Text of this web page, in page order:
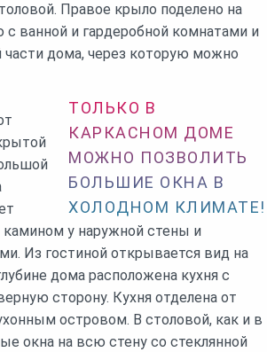
Правое крыло поделено на
с ванной и гардеробной комнатами и
части дома, через которую можно
ТОЛЬКО В
КАРКАСНОМ ДОМЕ
МОЖНО ПОЗВОЛИТЬ
БОЛЬШИЕ ОКНА В
ХОЛОДНОМ КЛИМАТЕ!
камином у наружной стены и
Из гостиной открывается вид на
дома расположена кухня с
сторону. Кухня отделена от
островом. В столовой, как и в
окна на всю стену со стеклянной